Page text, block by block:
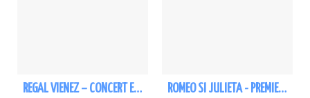
REGAL VIENEZ – CONCERT EXTRAORDINAR DE CRACIUN - Bucuresti ROMEO SI JULIETA - PREMIERA OFICIALA - Bucuresti